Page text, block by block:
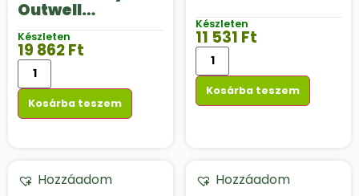
Outwell
Charlotte Town
Készleten
19 862Ft
Kosárba teszem
Készleten
11 531 Ft
Kosárba teszem
Hozzáadom Hozzáadom